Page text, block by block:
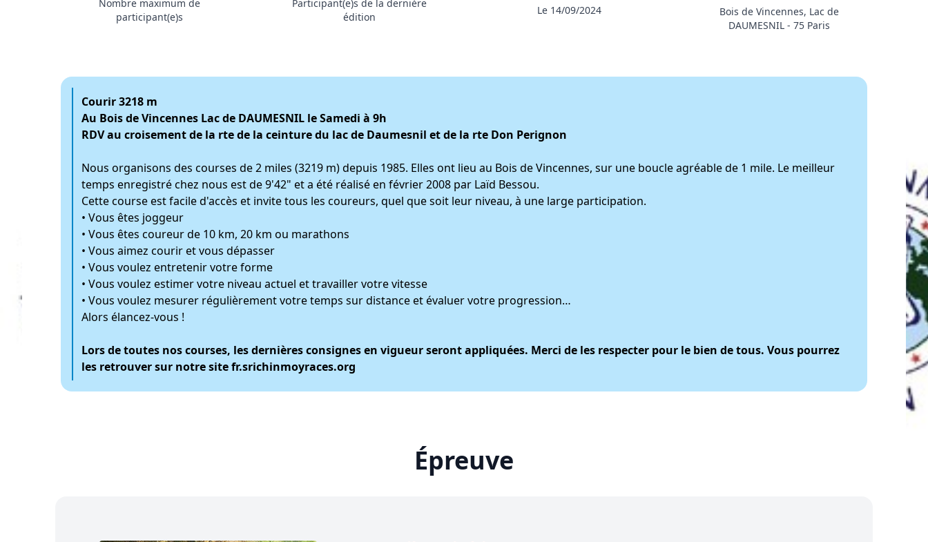
Nombre maximum de
participant(e)s
Participant(e)s de la dernière
édition
Le 14/09/2024
Bois de Vincennes, Lac de
DAUMESNIL - 75 Paris
Courir 3218 m
Au Bois de Vincennes Lac de DAUMESNIL le Samedi à 9h
RDV au croisement de la rte de la ceinture du lac de Daumesnil et de la rte Don Perignon
Nous organisons des courses de 2 miles (3219 m) depuis 1985. Elles ont lieu au Bois de Vincennes, sur une boucle agréable de 1 mile. Le meilleur
temps enregistré chez nous est de 9'42" et a été réalisé en février 2008 par Laïd Bessou.
Cette course est facile d'accès et invite tous les coureurs, quel que soit leur niveau, à une large participation.
• Vous êtes joggeur
• Vous êtes coureur de 10 km, 20 km ou marathons
• Vous aimez courir et vous dépasser
• Vous voulez entretenir votre forme
• Vous voulez estimer votre niveau actuel et travailler votre vitesse
• Vous voulez mesurer régulièrement votre temps sur distance et évaluer votre progression…
Alors élancez-vous !
Lors de toutes nos courses, les dernières consignes en vigueur seront appliquées. Merci de les respecter pour le bien de tous. Vous pourrez
les retrouver sur notre site fr.srichinmoyraces.org
Épreuve